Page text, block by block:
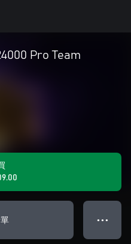
Pro Team
● ● ●